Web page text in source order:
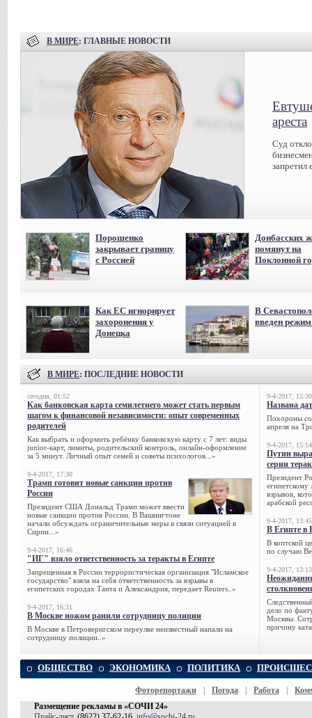
В МИРЕ: ГЛАВНЫЕ НОВОСТИ
ареста
Суд
запретил
Порошенко
закрывает границу
с Россией
Донбасских
помянут на
Поклонной
Как ЕС игнорирует
захоронения у
Донецка
В
введен
В МИРЕ: ПОСЛЕДНИЕ НОВОСТИ
сегодня, 01:52
Как банковская карта семилетнего может стать первым
шагом к финансовой независимости: опыт современных
родителей
Как выбрать и оформить ребёнку банковскую карту с 7 лет: виды
junior-карт, лимиты, родительский контроль, онлайн-оформление
за 5 минут. Личный опыт семей и советы психологов...»
9-4-2017, 17:30
Трамп готовит новые санкции против
России
Президент США Дональд Трамп может ввести
новые санкции против России. В Вашингтоне
начали обсуждать ограничительные меры в связи ситуацией в
Сирии...»
9-4-2017, 16:46
"ИГ" взяло ответственность за теракты в Египте
Запрещенная в России террористическая организация "Исламское
государство" взяла на себя ответственность за взрывы в
египетских городах Танта и Александрия, передает Reuters..»
9-4-2017, 16:31
В Москве ножом ранили сотрудницу полиции
В Москве в Петроверигском переулке неизвестный напали на
сотрудницу полиции..»
9-4-2017, 15:30
Названа
Похороны
апреля на
9-4-2017, 15:14
Путин
серии
Президент
египетскому
взрывов,
арабской
9-4-2017, 13:45
В Египте в
В коптской
по случаю
9-4-2017, 13:13
дело по
Москвы.
причину
ОБЩЕСТВО ЭКОНОМИКА ПОЛИТИКА
Фоторепортажи Погода Работа
Размещение рекламы в «СОЧИ 24»